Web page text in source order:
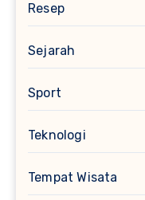
Resep
Sejarah
Sport
Teknologi
Tempat Wisata